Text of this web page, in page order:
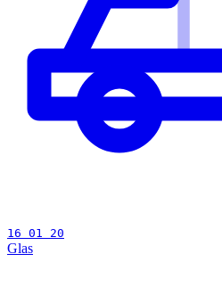
16 01 20
Glas